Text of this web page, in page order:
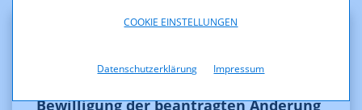
COOKIE EINSTELLUNGEN
Datenschutzerklärung Impressum
Frequenzen
Bewilligung der beantragten Änderung